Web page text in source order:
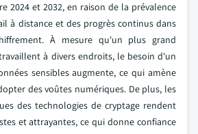
2024 et 2032, en raison de la prévalence
à distance et des progrès continus dans
À mesure qu'un plus grand
à divers endroits, le besoin d'un
sensibles augmente, ce qui amène
des voûtes numériques. De plus, les
des technologies de cryptage rendent
et attrayantes, ce qui donne confiance